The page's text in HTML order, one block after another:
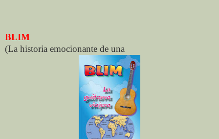
BLIM
(La historia emocionante de una